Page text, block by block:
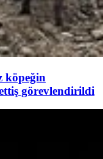
köpeğin
görevlendirildi